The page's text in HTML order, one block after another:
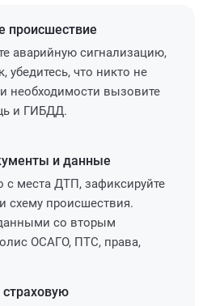
происшествие
аварийную сигнализацию,
убедитесь, что никто не
необходимости вызовите
и ГИБДД.
и данные
с места ДТП, зафиксируйте
схему происшествия.
со вторым
ОСАГО, ПТС, права,
страховую